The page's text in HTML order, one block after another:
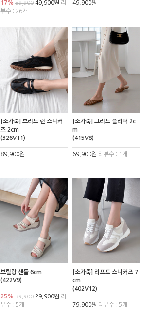
17% 59,90049,900원 리
뷰수 : 26개
49,900원
[소가죽] 브리드 런 스니커
즈 2cm
(326V11)
89,900원
[소가죽] 그리드 슬리퍼 2c
m
(415V8)
69,900원 리뷰수 : 1개
브릴랑 샌들 6cm
(422V9)
25% 39,90029,900원 리
뷰수 : 5개
[소가죽] 리프트 스니커즈 7
cm
(402V12)
79,900원 리뷰수 : 5개